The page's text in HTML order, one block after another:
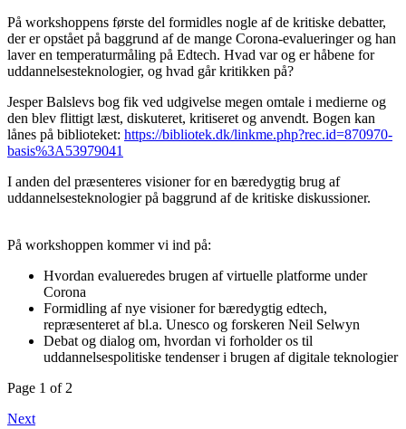
På workshoppens første del formidles nogle af de kritiske debatter,
der er opstået på baggrund af de mange Corona-evalueringer og han
laver en temperaturmåling på Edtech. Hvad var og er håbene for
uddannelsesteknologier, og hvad går kritikken på?
Jesper Balslevs bog fik ved udgivelse megen omtale i medierne og
den blev flittigt læst, diskuteret, kritiseret og anvendt. Bogen kan
lånes på biblioteket: https://bibliotek.dk/linkme.php?rec.id=870970-
basis%3A53979041
I anden del præsenteres visioner for en bæredygtig brug af
uddannelsesteknologier på baggrund af de kritiske diskussioner.
På workshoppen kommer vi ind på:
Hvordan evalueredes brugen af virtuelle platforme under
Corona
Formidling af nye visioner for bæredygtig edtech,
repræsenteret af bl.a. Unesco og forskeren Neil Selwyn
Debat og dialog om, hvordan vi forholder os til
uddannelsespolitiske tendenser i brugen af digitale teknologier
Page 1 of 2
Next